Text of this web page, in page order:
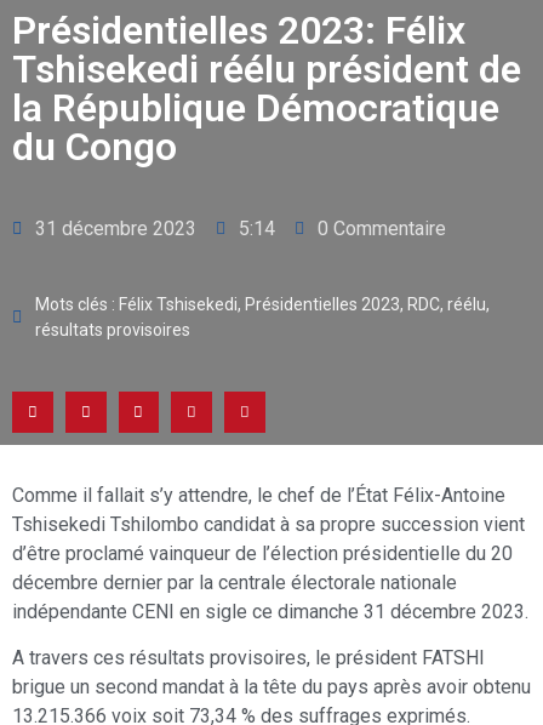
Présidentielles 2023: Félix
Tshisekedi réélu président de
la République Démocratique
du Congo
31 décembre 2023 5:14 0 Commentaire
Mots clés : Félix Tshisekedi, Présidentielles 2023, RDC, réélu,
résultats provisoires
Comme il fallait s’y attendre, le chef de l’État Félix-Antoine
Tshisekedi Tshilombo candidat à sa propre succession vient
d’être proclamé vainqueur de l’élection présidentielle du 20
décembre dernier par la centrale électorale nationale
indépendante CENI en sigle ce dimanche 31 décembre 2023.
A travers ces résultats provisoires, le président FATSHI
brigue un second mandat à la tête du pays après avoir obtenu
13.215.366 voix soit 73,34 % des suffrages exprimés.